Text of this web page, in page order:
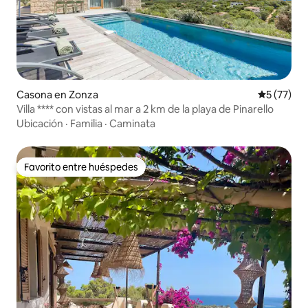
Casona en Zonza
5 (77)
Villa **** con vistas al mar a 2 km de la playa de Pinarello
Ubicación · Familia · Caminata
Favorito entre huéspedes
Favorito entre huéspedes